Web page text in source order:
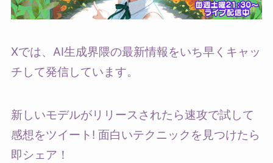
Xでは、AI生成界隈の最新情報をいち早くキャッ
チして発信しています。
新しいモデルがリリースされたら速攻で試して
感想をツイート! 面白いテクニックを見つけたら
即シェア！